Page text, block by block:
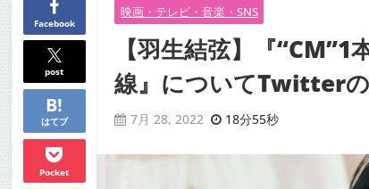
Facebook
post
はてブ
Pocket
映画・テレビ・音楽・SNS
【羽生結弦】『
線』についてTwitter
7月 28, 2022 18分55秒